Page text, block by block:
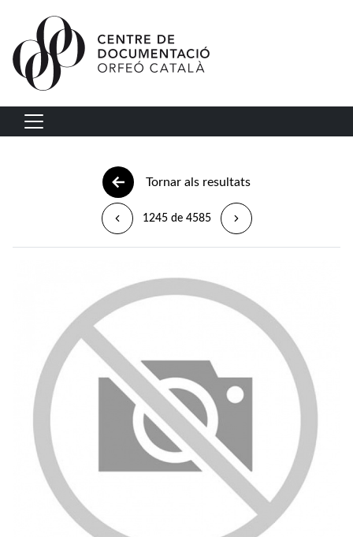
Vés al contingut
Navegació principal
Tornar als resultats
1245 de 4585